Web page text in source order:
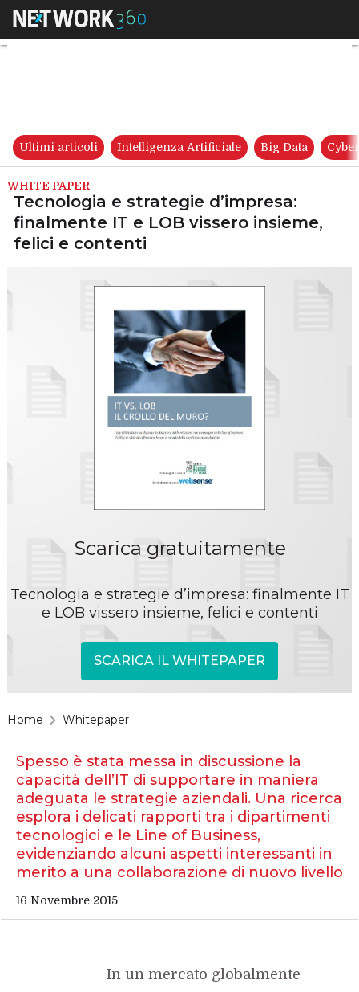
Tecnologia e strategie
Ultimi articoli Intelligenza Artificiale Big Data
WHITE PAPER
Tecnologia e strategie d’impresa:
finalmente IT e LOB vissero insieme,
felici e contenti
Scarica gratuitamente
Tecnologia e strategie d’impresa: finalmente IT
e LOB vissero insieme, felici e contenti
SCARICA IL WHITEPAPER
Home Whitepaper
Spesso è stata messa in discussione la
capacità dell’IT di supportare in maniera
adeguata le strategie aziendali. Una ricerca
esplora i delicati rapporti tra i dipartimenti
tecnologici e le Line of Business,
evidenziando alcuni aspetti interessanti in
merito a una collaborazione di nuovo livello
16 Novembre 2015
In un mercato globalmente